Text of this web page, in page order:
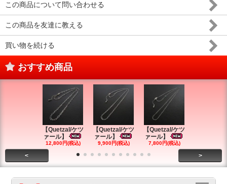
この商品について問い合わせる
この商品を友達に教える
買い物を続ける
おすすめ商品
【Quetzal/ケツ
ァール】
12,800円(税込)
【Quetzal/ケツ
ァール】
9,900円(税込)
【Quetzal/ケツ
ァール】
7,800円(税込)
< >